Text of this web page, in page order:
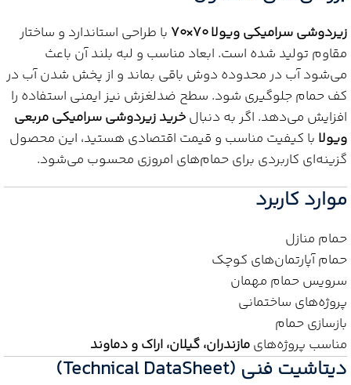
زیردوشی سرامیکی ویولا ۷۰×۷۰
با طراحی استاندارد و ساختار
مقاوم تولید شده است. ابعاد مناسب و لبه بلند آن باعث
می‌شود آب در محدوده دوش باقی بماند و از پخش شدن آب در
کف حمام جلوگیری شود. سطح ضدلغزش نیز ایمنی استفاده را
افزایش می‌دهد. اگر به دنبالخرید زیردوشی سرامیکی مربعی
ویولا با کیفیت مناسب و قیمت اقتصادی هستید، این محصول
گزینه‌ای کاربردی برای حمام‌های امروزی محسوب می‌شود.
موارد کاربرد
حمام منازل
حمام آپارتمان‌های کوچک
سرویس حمام مهمان
پروژه‌های ساختمانی
بازسازی حمام
مناسب پروژه‌هایمازندران، گیلان، اراک و دماوند
دیتاشیت فنی (Technical DataSheet)